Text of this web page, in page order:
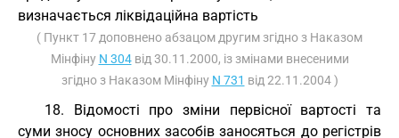
визначається ліквідаційна вартість
( Пункт 17 доповнено абзацом другим згідно з Наказом
Мінфіну N 304від 30.11.2000, із змінами внесеними
згідно з Наказом Мінфіну N 731 від 22.11.2004 )
18. Відомості про зміни первісної вартості та
суми зносу основних засобів заносяться до регістрів